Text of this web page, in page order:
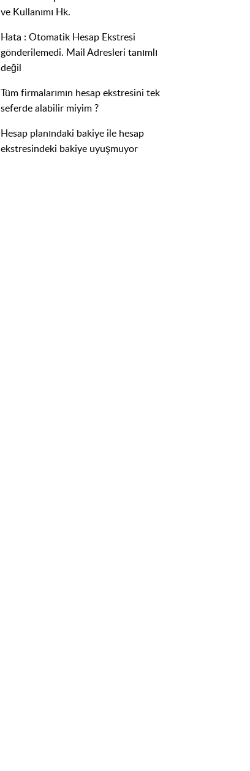
ve Kullanımı Hk.
Hata : Otomatik Hesap Ekstresi
gönderilemedi. Mail Adresleri tanımlı
değil
Tüm firmalarımın hesap ekstresini tek
seferde alabilir miyim ?
Hesap planındaki bakiye ile hesap
ekstresindeki bakiye uyuşmuyor